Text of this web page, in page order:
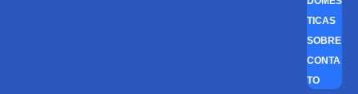
TICAS
SOBRE
CONTA
TO